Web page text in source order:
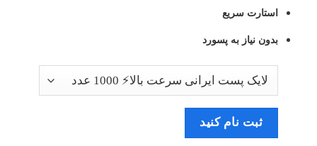
استارت سریع
بدون نیاز به پسورد
ثبت نام کنید